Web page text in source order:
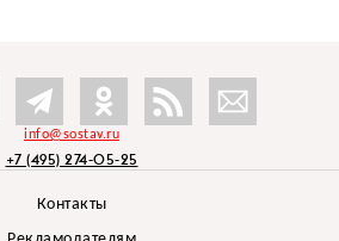
info@sostav.ru
+7 (495) 274-05-25
Контакты